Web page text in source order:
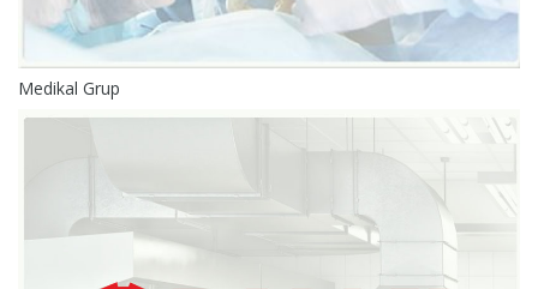
Medikal Grup